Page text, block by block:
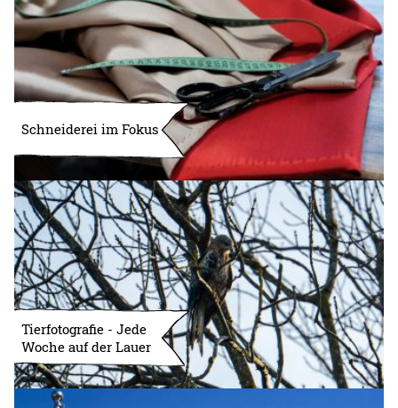
Schneiderei im Fokus
Tierfotografie - Jede
Woche auf der Lauer